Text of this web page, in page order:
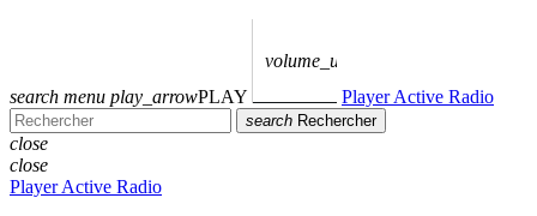
search menu play_arrowPLAY
volume_up
Player Active Radio
search Rechercher
close
close
Player Active Radio